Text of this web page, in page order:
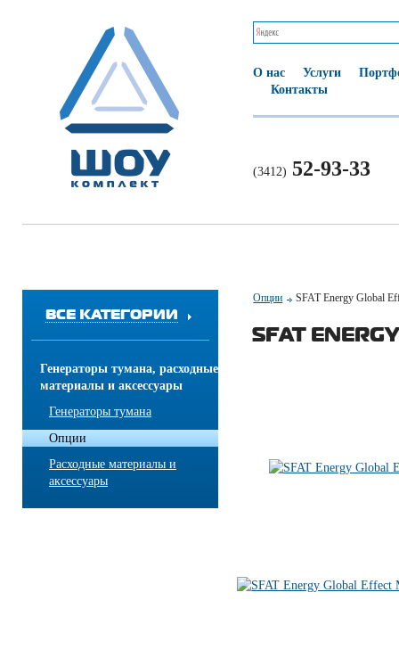
О нас Услуги
Контакты
(3412) 52-93-33
ВСЕ КАТЕГОРИИ
Генераторы тумана, расходные
материалы и аксессуары
Генераторы тумана
Опции
Расходные материалы и
аксессуары
Опции SFAT Energy Global
SFAT